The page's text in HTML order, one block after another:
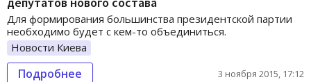
Для формирования большинства президентской партии
необходимо будет с кем-то объединиться.
Новости Киева
Подробнее 3 ноября 2015, 17:12